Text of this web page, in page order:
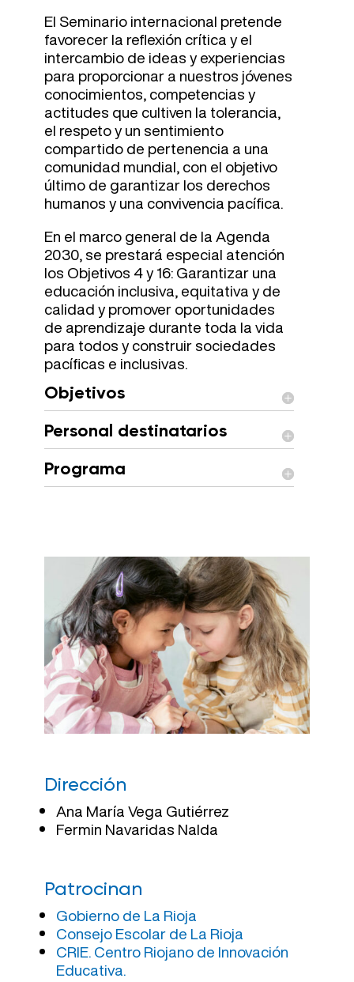
El Seminario internacional pretende
favorecer la reflexión crítica y el
intercambio de ideas y experiencias
para proporcionar a nuestros jóvenes
conocimientos, competencias y
actitudes que cultiven la tolerancia,
el respeto y un sentimiento
compartido de pertenencia a una
comunidad mundial, con el objetivo
último de garantizar los derechos
humanos y una convivencia pacífica.
En el marco general de la Agenda
2030, se prestará especial atención
los Objetivos 4 y 16: Garantizar una
educación inclusiva, equitativa y de
calidad y promover oportunidades
de aprendizaje durante toda la vida
para todos y construir sociedades
pacíficas e inclusivas.
Objetivos
Personal destinatarios
Programa
Dirección
Ana María Vega Gutiérrez
Fermin Navaridas Nalda
Patrocinan
Gobierno de La Rioja
Consejo Escolar de La Rioja
CRIE. Centro Riojano de Innovación
Educativa.